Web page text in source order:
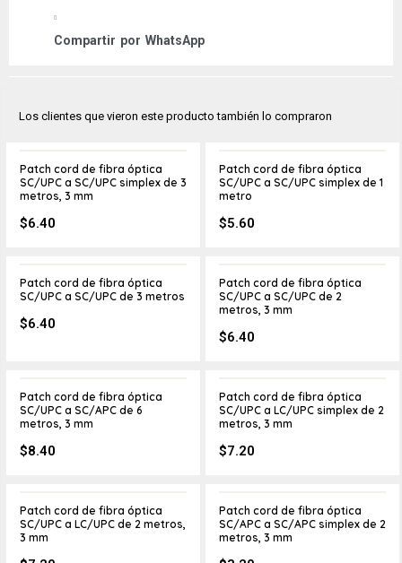
Compartir por WhatsApp
Los clientes que vieron este producto también lo compraron
Patch cord de fibra óptica
SC/UPC a SC/UPC simplex de 3
metros, 3 mm
$6.40
Patch cord de fibra óptica
SC/UPC a SC/UPC simplex de 1
metro
$5.60
Patch cord de fibra óptica
SC/UPC a SC/UPC de 3 metros
$6.40
Patch cord de fibra óptica
SC/UPC a SC/UPC de 2
metros, 3 mm
$6.40
Patch cord de fibra óptica
SC/UPC a SC/APC de 6
metros, 3 mm
$8.40
Patch cord de fibra óptica
SC/UPC a LC/UPC simplex de 2
metros, 3 mm
$7.20
Patch cord de fibra óptica
SC/UPC a LC/UPC de 2 metros,
3 mm
Patch cord de fibra óptica
SC/APC a SC/APC simplex de 2
metros, 3 mm